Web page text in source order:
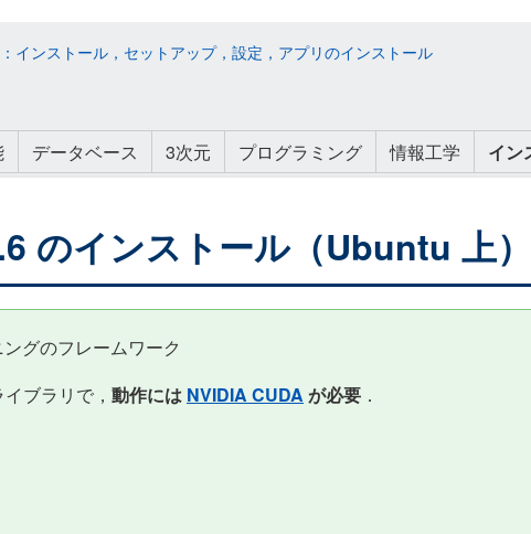
インストール，セットアップ，設定，アプリのインストール
データベース 3次元 プログラミング 情報工学 イン
のインストール（Ubuntu 上）
グのフレームワーク
ブラリで， 動作には NVIDIA CUDA が必要 ．